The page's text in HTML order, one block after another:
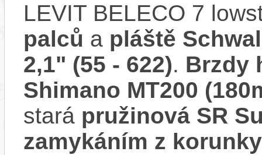
LEVIT BELECO 7
palců a pláště
2,1" (55 - 622). Brzdy
Shimano MT200
stará pružinová SR
zamykáním z